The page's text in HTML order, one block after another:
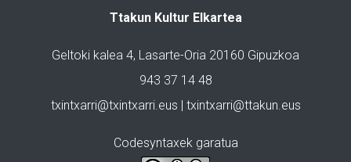
Ttakun Kultur Elkartea
Geltoki kalea 4, Lasarte-Oria 20160 Gipuzkoa
943 37 14 48
txintxarri@txintxarri.eus | txintxarri@ttakun.eus
Codesyntaxek garatua